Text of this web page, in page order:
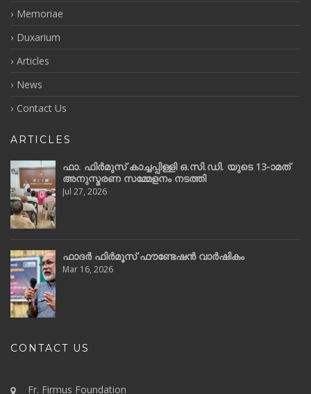
Memoriae
Duxarium
Articles
News
Contact Us
ARTICLES
ഫാ. ഫിർമുസ് കാച്ചപ്പിള്ളി ഒ.സി.ഡി. യുടെ 13-ാമത്
അനുസ്മരണ സമ്മേളനം നടത്തി
Jul 27, 2026
ഫാദർ ഫിർമൂസ് ഫൗണ്ടേഷൻ വാർഷികം
Mar 16, 2026
CONTACT US
Fr. Firmus Foundation